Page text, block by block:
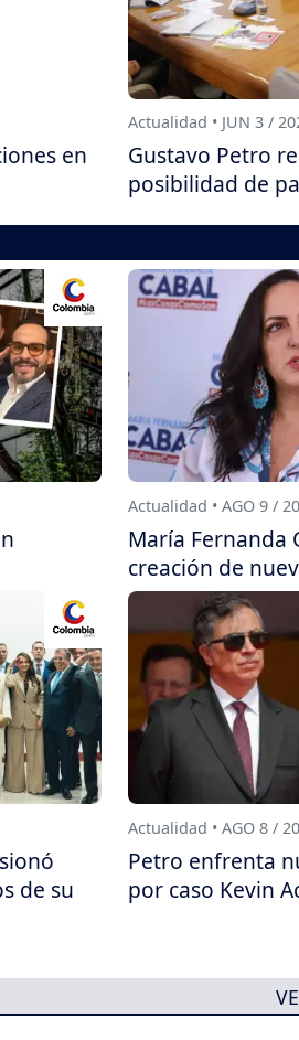
en
Actualidad • JUN 3 /
Gustavo Petro
posibilidad de
Actualidad • AGO 9 /
María Fernanda
creación de
de su
Actualidad • AGO 8 /
Petro enfrenta
por caso Kevin